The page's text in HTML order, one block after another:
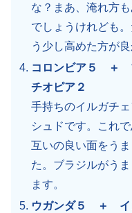
な？まあ、淹れ方
でしょうけれども
う少し高めた方が
コロンビア５ ＋
チオピア２
手持ちのイルガチ
シュドです。これ
互いの良い面をう
た。ブラジルがう
ます。
ウガンダ５ ＋